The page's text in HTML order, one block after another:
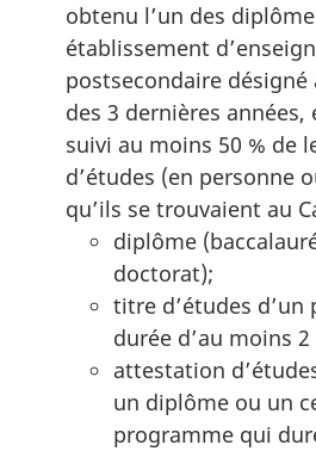
obtenu l’un des
établissement
postsecondaire désigné
des 3 dernières
suivi au moins 50 % de
d’études (en personne
qu’ils se trouvaient au
diplôme
doctorat);
titre d’études d’un
durée d’au moins 2
attestation
un diplôme ou un
programme qui